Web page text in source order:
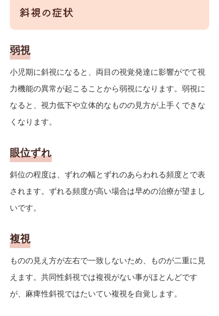
斜視の症状
弱視
小児期に斜視になると、両目の視覚発達に影響がでて視
力機能の異常が起こることから弱視になります。弱視に
なると、視力低下や立体的なものの見方が上手くできな
くなります。
眼位ずれ
斜位の程度は、ずれの幅とずれのあらわれる頻度とで表
されます。ずれる頻度が高い場合は早めの治療が望まし
いです。
複視
ものの見え方が左右で一致しないため、ものが二重に見
えます。共同性斜視では複視がない事がほとんどです
が、麻痺性斜視ではたいてい複視を自覚します。